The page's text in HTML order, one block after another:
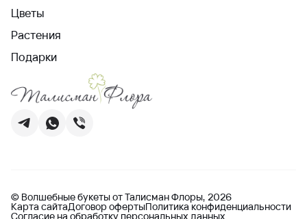
Цветы
Растения
Подарки
© Волшебные букеты от Талисман Флоры, 2026
Карта сайтаДоговор офертыПолитика конфиденциальности
Согласие на обработку персональных данных